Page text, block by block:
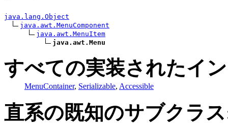
java.lang.Object
java.awt.MenuComponent
java.awt.MenuItem
java.awt.Menu
すべての実装されたイ
MenuContainer, Serializable, Accessible
直系の既知のサブクラ